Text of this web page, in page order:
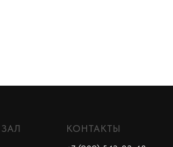
КОНТАКТЫ